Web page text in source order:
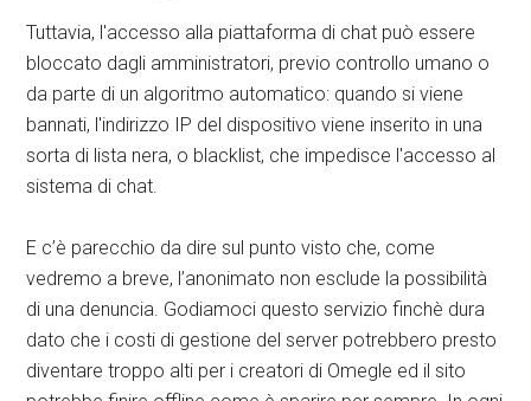
Tuttavia, l'accesso alla piattaforma di chat può essere
bloccato dagli amministratori, previo controllo umano o
da parte di un algoritmo automatico: quando si viene
bannati, l'indirizzo IP del dispositivo viene inserito in una
sorta di lista nera, o blacklist, che impedisce l'accesso al
sistema di chat.
E c’è parecchio da dire sul punto visto che, come
vedremo a breve, l’anonimato non esclude la possibilità
di una denuncia. Godiamoci questo servizio finchè dura
dato che i costi di gestione del server potrebbero presto
diventare troppo alti per i creatori di Omegle ed il sito